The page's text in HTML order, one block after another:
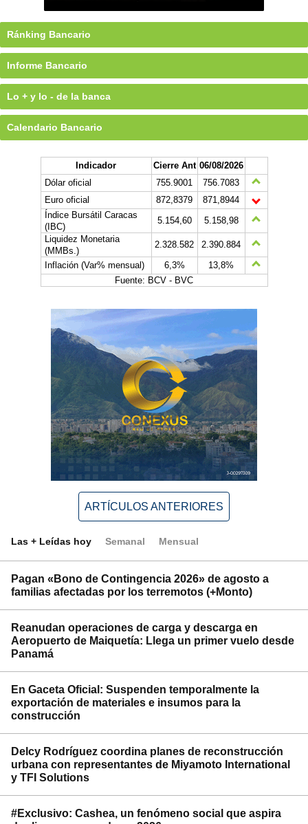
Ránking Bancario
Informe Bancario
Lo + y lo - de la banca
Calendario Bancario
Indicador Cierre Ant 06/08/2026
Dólar oficial
755.9001
756.7083
Euro oficial
872,8379
871,8944
Índice Bursátil Caracas
(IBC)
5.154,60
5.158,98
Liquidez Monetaria
(MMBs.)
2.328.582
2.390.884
Inflación (Var% mensual)
6,3%
13,8%
Fuente: BCV - BVC
ARTÍCULOS ANTERIORES
Las + Leídas hoy Semanal Mensual
Pagan «Bono de Contingencia 2026» de agosto a
familias afectadas por los terremotos (+Monto)
Reanudan operaciones de carga y descarga en
Aeropuerto de Maiquetía: Llega un primer vuelo desde
Panamá
En Gaceta Oficial: Suspenden temporalmente la
exportación de materiales e insumos para la
construcción
Delcy Rodríguez coordina planes de reconstrucción
urbana con representantes de Miyamoto International
y TFI Solutions
#Exclusivo: Cashea, un fenómeno social que aspira